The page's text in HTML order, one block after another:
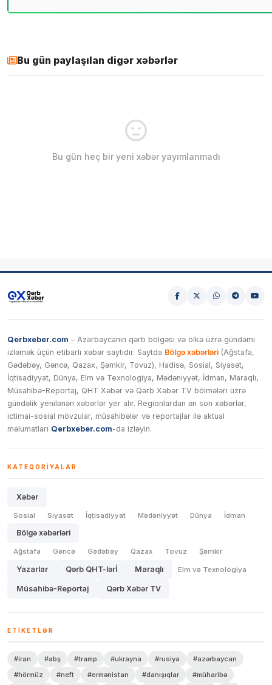
Bu gün paylaşılan digər xəbərlər
Bu gün heç bir yeni xəbər yayımlanmadı
Qerbxeber.com – Azərbaycanın qərb bölgəsi və ölkə üzrə gündəmi
izləmək üçün etibarlı xəbər saytıdır. Saytda Bölgə xəbərləri (Ağstafa,
Gədəbəy, Gəncə, Qazax, Şəmkir, Tovuz), Hadisə, Sosial, Siyasət,
İqtisadiyyat, Dünya, Elm və Texnologiya, Mədəniyyət, İdman, Maraqlı,
Müsahibə-Reportaj, QHT Xəbər və Qərb Xəbər TV bölmələri üzrə
gündəlik yenilənən xəbərlər yer alır. Regionlardan ən son xəbərlər,
ictimai-sosial mövzular, müsahibələr və reportajlar ilə aktual
məlumatları Qerbxeber.com-da izləyin.
KATEQORIYALAR
Xəbər
Sosial Siyasət İqtisadiyyat Mədəniyyət Dünya İdman
Bölgə xəbərləri
Ağstafa Gəncə Gədəbəy Qazax Tovuz Şəmkir
Yazarlar Qərb QHT-lərİ Maraqlı Elm və Texnologiya
Müsahibə-Reportaj Qərb Xəbər TV
ETIKETLƏR
#iran #abş #tramp #ukrayna #rusiya
#azərbaycan
#hörmüz
#neft #ermənistan #danışıqlar #müharibə